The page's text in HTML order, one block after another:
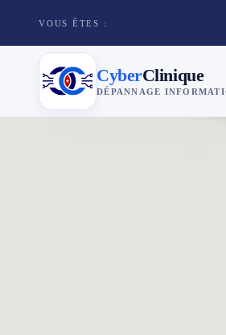
VOUS ÊTES :
CyberClinique
DÉPANNAGE